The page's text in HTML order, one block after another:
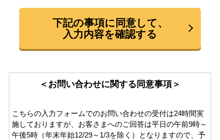
下記の事項に同意して、
入力内容を確認する
＜お問い合わせに関する同意事項＞
こちらの入力フォームでのお問い合わせの受付は24時間実
施しておりますが、お客さまへのご回答は平日の午前9時～
午後5時（年末年始12/29～1/3を除く）となりますので、予